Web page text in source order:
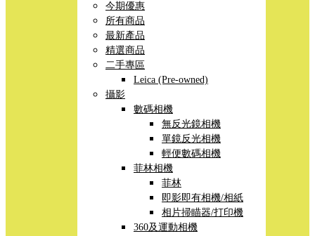
今期優惠
所有商品
最新產品
精選商品
二手專區
Leica (Pre-owned)
攝影
數碼相機
無反光鏡相機
單鏡反光相機
輕便數碼相機
菲林相機
菲林
即影即有相機/相紙
相片掃瞄器/打印機
360及運動相機